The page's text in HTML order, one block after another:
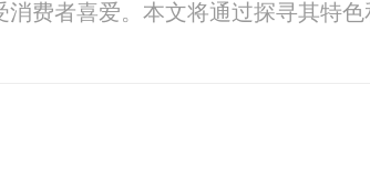
费者喜爱。本文将通过探寻其特